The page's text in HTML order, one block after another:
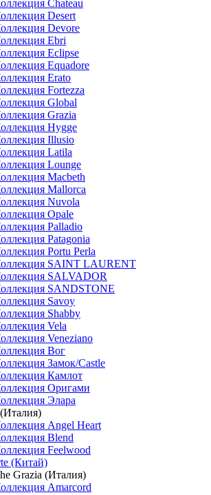
Chateau
Desert
Devore
Ebri
Eclipse
Equadore
Erato
Fortezza
Global
Grazia
Hygge
Illusio
Latila
Lounge
Macbeth
Mallorca
Nuvola
Opale
Palladio
Patagonia
Portu Perla
SAINT LAURENT
SALVADOR
SANDSTONE
Savoy
Shabby
Vela
Veneziano
Вог
Замок/Castle
Камлот
Оригами
Элара
Angel Heart
Blend
Feelwood
(Китай)
Grazia (Италия)
Amarcord